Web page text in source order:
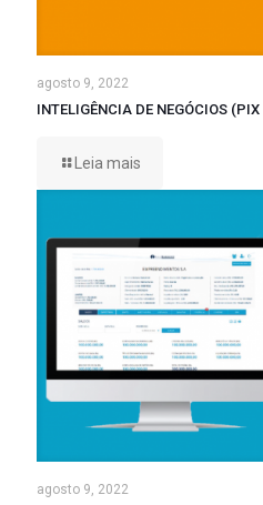
agosto 9, 2022
INTELIGÊNCIA DE NEGÓCIOS
Leia mais
agosto 9, 2022